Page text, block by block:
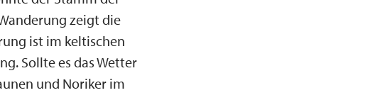
zeigt die
ist im keltischen
Sollte es das Wetter
und Noriker im